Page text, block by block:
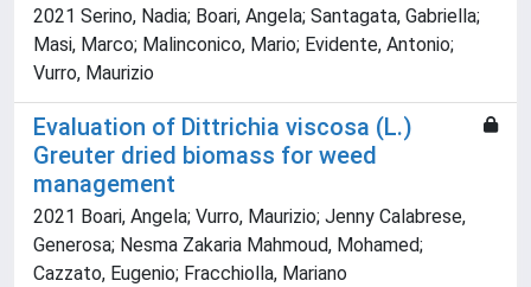
2021 Serino, Nadia; Boari, Angela; Santagata, Gabriella;
Masi, Marco; Malinconico, Mario; Evidente, Antonio;
Vurro, Maurizio
Evaluation of Dittrichia viscosa (L.)
Greuter dried biomass for weed
management
2021 Boari, Angela; Vurro, Maurizio; Jenny Calabrese,
Generosa; Nesma Zakaria Mahmoud, Mohamed;
Cazzato, Eugenio; Fracchiolla, Mariano